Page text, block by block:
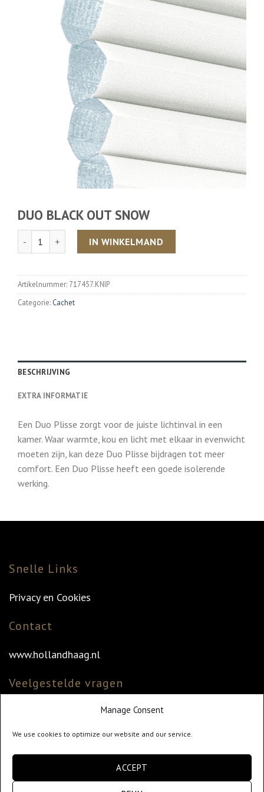
Manage Consent
We use cookies to optimize our website and our service.
ACCEPT
DUO BLACK OUT SNOW
Aantal IN WINKELMAND
Artikelnummer: 717457.KNIP
Categorie: Cachet
BESCHRIJVING
EXTRA INFORMATIE
Een Duo Plisse zorgt voor de juiste lichtinval in een
kamer. Waar warmte, kou en licht met elkaar in evenwicht
moeten zijn, kan deze Duo Plisse bijdragen tot meer
comfort. Een Duo Plisse heeft een goede isolerende
werking.
Snelle Links
Privacy en Cookies
Contact
www.hollandhaag.nl
Veelgestelde vragen
Veelgestelde vragen
Klantenservice
info@hollandhaag.nl